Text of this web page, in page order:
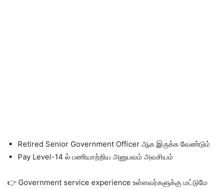
Retired Senior Government Officer ஆக இருக்க வேண்டும்
Pay Level-14 ல் பணியாற்றிய அனுபவம் அவசியம்
👉 Government service experience உள்ளவர்களுக்கு மட்டுமே